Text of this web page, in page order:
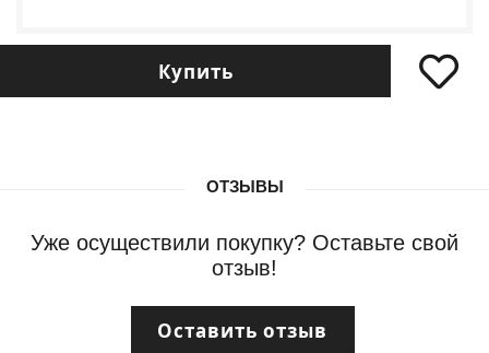
Купить
ОТЗЫВЫ
Уже осуществили покупку? Оставьте свой
отзыв!
Оставить отзыв